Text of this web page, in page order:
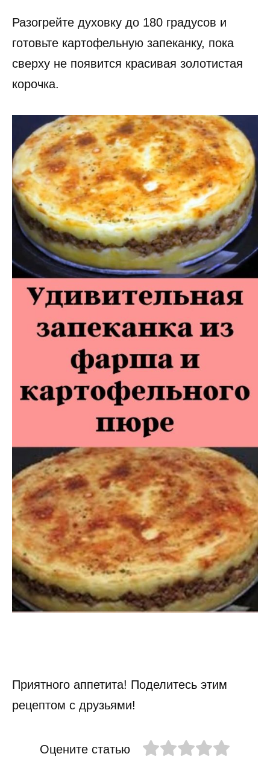
Разогрейте духовку до 180 градусов и
готовьте картофельную запеканку, пока
сверху не появится красивая золотистая
корочка.
Приятного аппетита! Поделитесь этим
рецептом с друзьями!
Оцените статью